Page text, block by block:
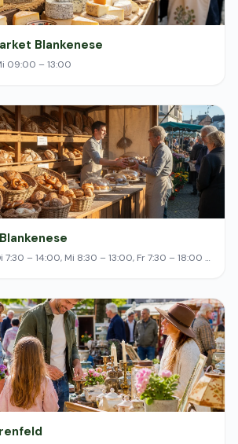
Blankenese
09:00 – 13:00
7:30 – 14:00, Mi 8:30 – 13:00, Fr 7:30 – 18:00 …